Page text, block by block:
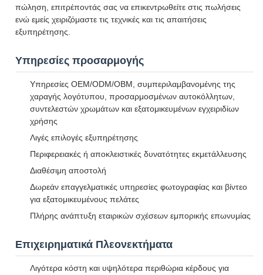
πώληση, επιτρέποντάς σας να επικεντρωθείτε στις πωλήσεις
ενώ εμείς χειριζόμαστε τις τεχνικές και τις απαιτήσεις
εξυπηρέτησης.
Υπηρεσίες προσαρμογής
Υπηρεσίες OEM/ODM/OBM, συμπεριλαμβανομένης της
χαραγής λογότυπου, προσαρμοσμένων αυτοκόλλητων,
συντελεστών χρωμάτων και εξατομικευμένων εγχειριδίων
χρήσης
Λιγές επιλογές εξυπηρέτησης
Περιφερειακές ή αποκλειστικές δυνατότητες εκμετάλλευσης
Διαθέσιμη αποστολή
Δωρεάν επαγγελματικές υπηρεσίες φωτογραφίας και βίντεο
για εξατομικευμένους πελάτες
Πλήρης ανάπτυξη εταιρικών σχέσεων εμπορικής επωνυμίας
Επιχειρηματικά Πλεονεκτήματα
Λιγότερα κόστη και υψηλότερα περιθώρια κέρδους για